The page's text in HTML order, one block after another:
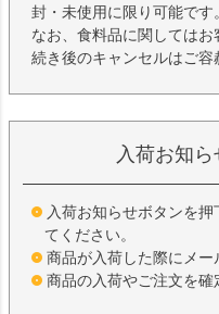
封・未使用に限り可能です。
なお、食料品に関しては
続き後のキャンセルはご容
入荷お知
入荷お知らせボタンを
てください。
商品が入荷した際にメー
商品の入荷やご注文を確